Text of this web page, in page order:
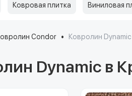
Ковровая плитка Виниловая
Condor Ковролин Dynamic
Dynamic в